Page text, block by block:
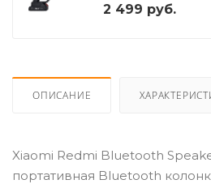
2 499 руб.
ОПИСАНИЕ
Xiaomi Redmi Bluetooth
портативная Bluetooth